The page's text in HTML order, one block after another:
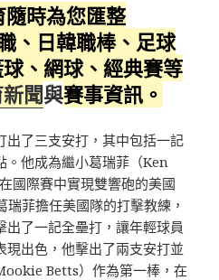
隨時為您匯整
、日韓職棒、足球
、網球、經典賽等
聞與賽事資訊。
出了三支安打，其中包括一記
。他成為繼小葛瑞菲（Ken
國際賽中實現雙響砲的美國
菲擔任美國隊的打擊教練，
了一記全壘打，讓年輕球員
現出色，他擊出了兩支安打並
Betts）作為第一棒，在